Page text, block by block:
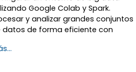
Google Colab y Spark.
y analizar grandes conjuntos
datos de forma eficiente con
big data en un entorno